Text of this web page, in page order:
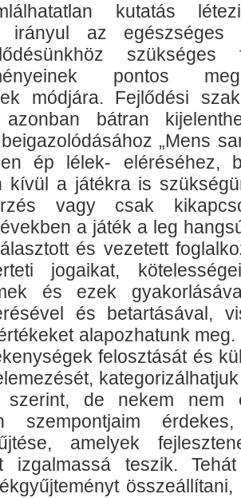
kutatás
irányul az egészséges
szükséges
pontos
módjára. Fejlődési
azonban bátran
„Mens
ép lélek- eléréséhez,
kívül a játékra is
vagy csak
a játék a leg
és vezetett
jogaikat,
és ezek
és betartásával,
alapozhatunk
felosztását és
szerint, de nekem
szempontjaim
amelyek
izgalmassá teszik.